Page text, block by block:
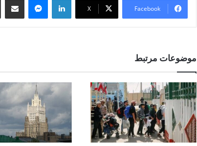
Facebook
X
موضوعات مرتبط